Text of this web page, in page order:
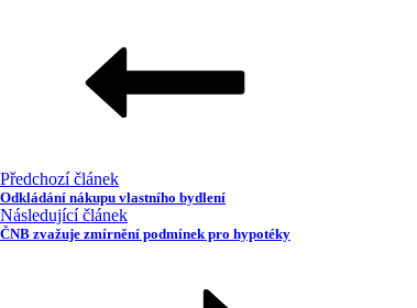
Předchozí článek
Odkládání nákupu vlastního bydlení
Následující článek
ČNB zvažuje zmírnění podmínek pro hypotéky